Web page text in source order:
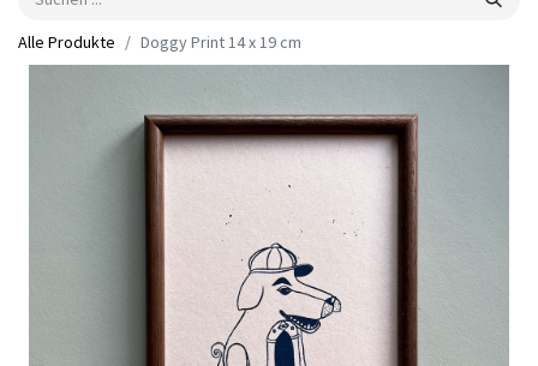
Alle Produkte Doggy Print 14 x 19 cm